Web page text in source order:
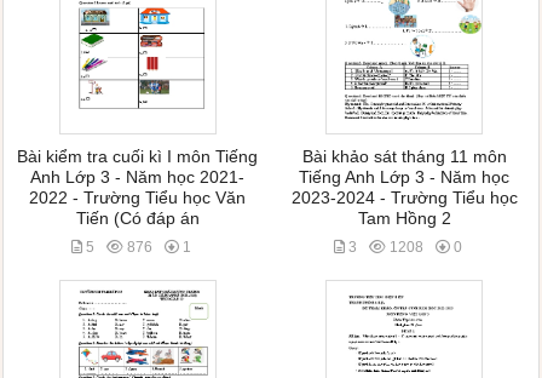
Bài kiểm tra cuối kì I môn Tiếng
Anh Lớp 3 - Năm học 2021-
2022 - Trường Tiểu học Văn
Tiến (Có đáp án
5 876 1
Bài khảo sát tháng 11 môn
Tiếng Anh Lớp 3 - Năm học
2023-2024 - Trường Tiểu học
Tam Hồng 2
3 1208 0